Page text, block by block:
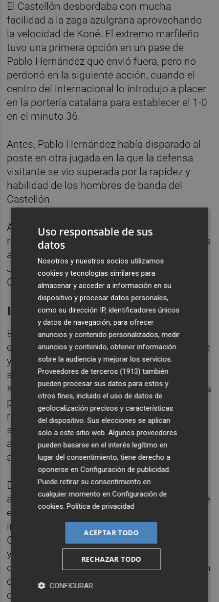
El Castellón desbordaba con mucha
facilidad a la zaga azulgrana aprovechando
la velocidad de Koné. El extremo marfileño
tuvo una primera opción en un pase de
Pablo Hernández que envió fuera, pero no
perdonó en la siguiente acción, cuando el
centro del internacional lo introdujo a placer
en la portería catalana para establecer el 1-0
en el minuto 36.
Antes, Pablo Hernández había disparado al
poste en otra jugada en la que la defensa
visitante se vio superada por la rapidez y
habilidad de los hombres de banda del
Castellón.
A raíz del primer gol de Koné, el Barcelona B
reaccionó y dispuso de dos ocasiones claras
antes del descanso. En ambas acciones,
Jutglà rozó el poste de la portería de
Campos.
El gol de la sentencia
El Castellón recuperó el mando del partido
en los primeros minutos de la segunda parte
y encontró premio a su dominio con un
segundo gol, materializado de nuevo por
Koné tras una falta botada desde la izquierda
por Pablo Hernández que no acertó a
rematar inicialmente Sibille. El balón quedó
suelto en el área y el extremo africano
aprovechó la indecisión de la defensa
azulgrana para fusilar a Carevic.
El filial azulgrana reaccionó con varias
apariciones en el área de Campos. En una de
ellas, el guardameta realizó una buena
intervención a tiro de Rodado. Pero el
Castellón no perdía el control de la situación
y seguía llegando con facilidad. Bilal tuvo
dos apariciones por la derecha que acabaron
con centros que no pudo rematar en
condiciones Koné para lograr el triplete.
Uso responsable de sus
datos
Nosotros y nuestros socios utilizamos
cookies y tecnologías similares para
almacenar y acceder a información en su
dispositivo y procesar datos personales,
como su dirección IP, identificadores únicos
y datos de navegación, para ofrecer
anuncios y contenido personalizados, medir
anuncios y contenido, obtener información
sobre la audiencia y mejorar los servicios.
Proveedores de terceros (1913) también
pueden procesar sus datos para estos y
otros fines, incluido el uso de datos de
geolocalización precisos y características
del dispositivo. Sus elecciones se aplican
solo a este sitio web. Algunos proveedores
pueden basarse en el interés legítimo en
lugar del consentimiento; tiene derecho a
oponerse enConfiguración de publicidad
Puede retirar su consentimiento en
cualquier momento enConfiguración de
cookies .Política de privacidad
ACEPTAR TODO
RECHAZAR TODO
CONFIGURAR